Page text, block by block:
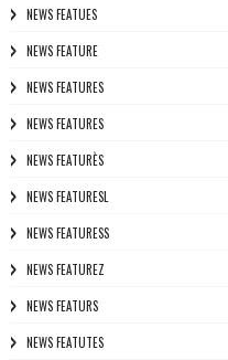
NEWS FEATUES
NEWS FEATURE
NEWS FEATURES
NEWS FEATURES
NEWS FEATURÈS
NEWS FEATURESL
NEWS FEATURESS
NEWS FEATUREZ
NEWS FEATURS
NEWS FEATUTES